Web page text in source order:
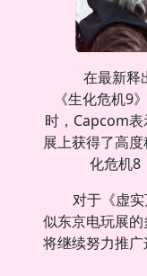
在最新释
《生化危机9
时，Capcom
展上获得了高
化危机8
对于《虚
似东京电玩展
将继续努力推